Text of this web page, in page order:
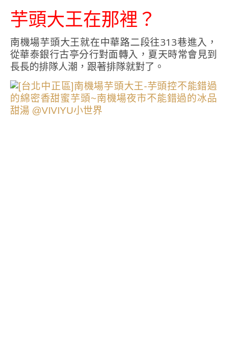
芋頭大王在那裡？
南機場芋頭大王就在中華路二段往313巷進入，
從華泰銀行古亭分行對面轉入，夏天時常會見到
長長的排隊人潮，跟著排隊就對了。